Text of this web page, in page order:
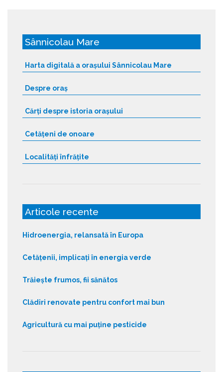
Sânnicolau Mare
Harta digitală a orașului Sânnicolau Mare
Despre oraș
Cărți despre istoria orașului
Cetățeni de onoare
Localități înfrățite
Articole recente
Hidroenergia, relansată în Europa
Cetățenii, implicați în energia verde
Trăiește frumos, fii sănătos
Clădiri renovate pentru confort mai bun
Agricultură cu mai puține pesticide